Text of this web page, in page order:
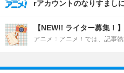
rアカウントのなりすまし
【NEW!! ライター募集！】
アニメ！アニメ！では、記事